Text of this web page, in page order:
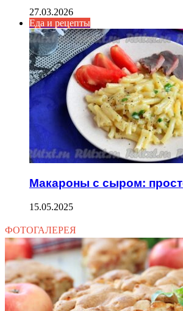
27.03.2026
Еда и рецепты
Макароны с сыром:
15.05.2025
ФОТОГАЛЕРЕЯ